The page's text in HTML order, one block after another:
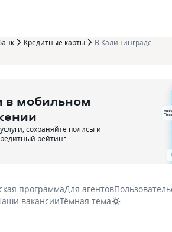
Кредитные карты В Калининграде
в мобильном
сохраняйте полисы и
рейтинг
программаДля агентов
вакансииТёмная тема